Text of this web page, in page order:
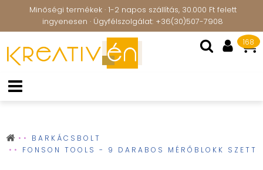
Minőségi termékek · 1-2 napos szállítás, 30.000 Ft felett
ingyenesen · Ügyfélszolgálat: +36(30)507-7908
168
BARKÁCSBOLT
FONSON TOOLS - 9 DARABOS MÉRŐBLOKK SZETT